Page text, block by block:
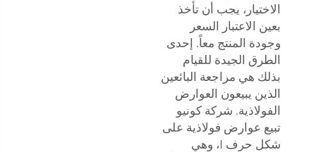
الاختيار، يجب أن تأخذ
بعين الاعتبار السعر
وجودة المنتج معاً. إحدى
الطرق الجيدة للقيام
بذلك هي مراجعة البائعين
الذين يبيعون العوارض
الفولاذية. شركة كونيو
تبيع عوارض فولاذية على
شكل حرف I، وهي